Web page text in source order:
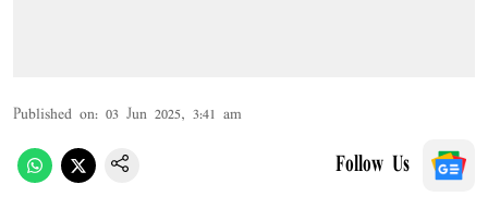
Published on: 03 Jun 2025, 3:41 am
Follow Us